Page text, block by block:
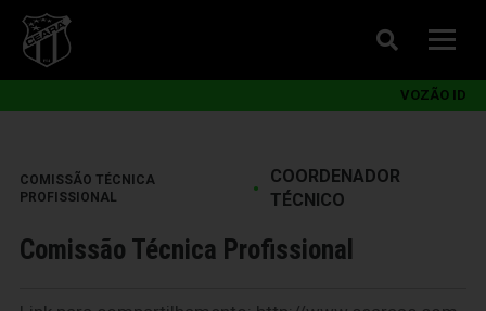
VOZÃO ID
COMISSÃO TÉCNICA
PROFISSIONAL
•
COORDENADOR
TÉCNICO
Comissão Técnica Profissional